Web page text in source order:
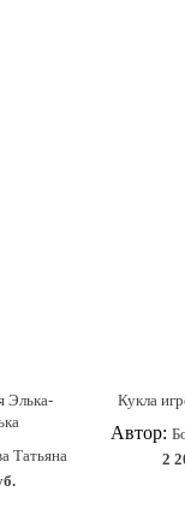
Элька-
Татьяна
Кукла
Автор:
2